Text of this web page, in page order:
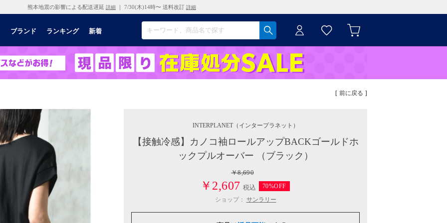
熊本地震の影響による配送遅延 詳細 ｜ 7/30(木)14時〜 送料改訂 詳細
ブランド ランキング 新着
[ 前に戻る ]
INTERPLANET（インタープラネット）
【接触冷感】カノコ袖ロールアップBACKゴールドホ
ックプルオーバー （ブラック）
￥8,690
￥2,607 税込
70%OFF
ショップ： サンラリー